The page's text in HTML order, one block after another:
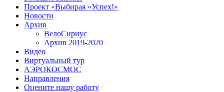
Проект «Выбирая «Успех!»
Новости
Архив
ВелоСириус
Архив 2019-2020
Видео
Виртуальный тур
АЭРОКОСМОС
Направления
Оцените нашу работу